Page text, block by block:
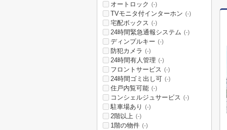
オートロック (-)
TVモニタ付インターホン (-)
宅配ボックス (-)
24時間緊急通報システム (-)
ディンプルキー (-)
防犯カメラ (-)
24時間有人管理 (-)
フロントサービス (-)
24時間ゴミ出し可 (-)
住戸内覧可能 (-)
コンシェルジュサービス (-)
駐車場あり (-)
2階以上 (-)
1階の物件 (-)